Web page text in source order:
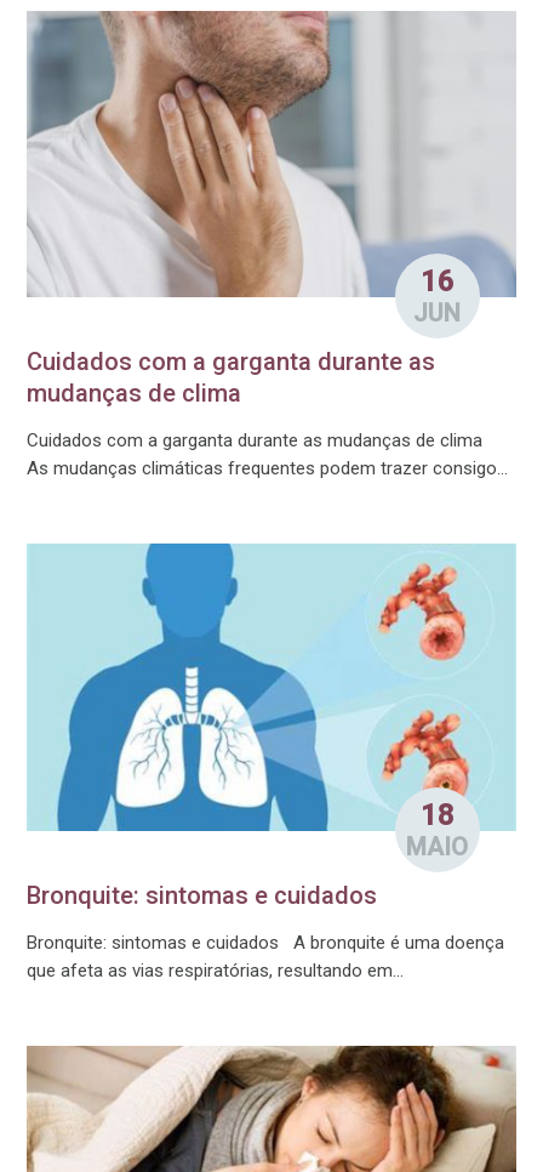
16
JUN
Cuidados com a garganta durante as
mudanças de clima
Cuidados com a garganta durante as mudanças de clima
As mudanças climáticas frequentes podem trazer consigo...
18
MAIO
Bronquite: sintomas e cuidados
Bronquite: sintomas e cuidados A bronquite é uma doença
que afeta as vias respiratórias, resultando em...